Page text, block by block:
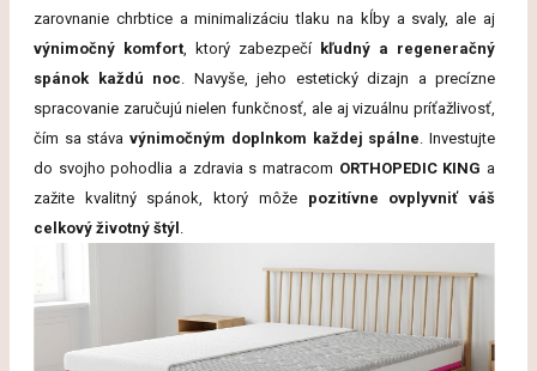
zarovnanie chrbtice a minimalizáciu tlaku na kĺby a svaly, ale aj
výnimočný komfort, ktorý zabezpečí kľudný a regeneračný
spánok každú noc. Navyše, jeho estetický dizajn a precízne
spracovanie zaručujú nielen funkčnosť, ale aj vizuálnu príťažlivosť,
čím sa stávavýnimočným doplnkom každej spálne. Investujte
do svojho pohodlia a zdravia s matracom ORTHOPEDIC KING a
zažite kvalitný spánok, ktorý môže pozitívne ovplyvniť váš
celkový životný štýl .